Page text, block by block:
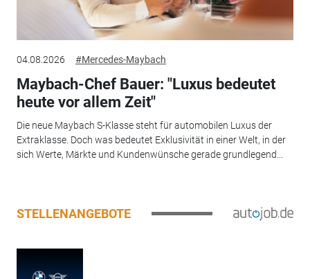
04.08.2026 #Mercedes-Maybach
Maybach-Chef Bauer: "Luxus bedeutet
heute vor allem Zeit"
Die neue Maybach S-Klasse steht für automobilen Luxus der
Extraklasse. Doch was bedeutet Exklusivität in einer Welt, in der
sich Werte, Märkte und Kundenwünsche gerade grundlegend...
STELLENANGEBOTE